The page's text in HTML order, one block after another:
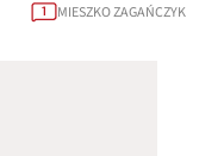
1 MIESZKO ZAGAŃCZYK